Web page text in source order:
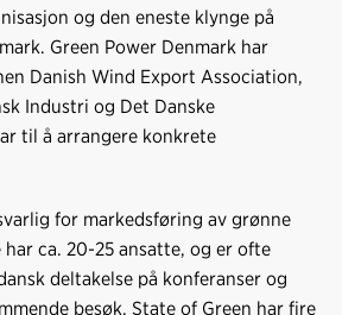
og den eneste klynge på
Green Power Denmark har
Danish Wind Export Association,
Industri og Det Danske
til å arrangere konkrete
for markedsføring av grønne
ca. 20-25 ansatte, og er ofte
deltakelse på konferanser og
besøk. State of Green har fire